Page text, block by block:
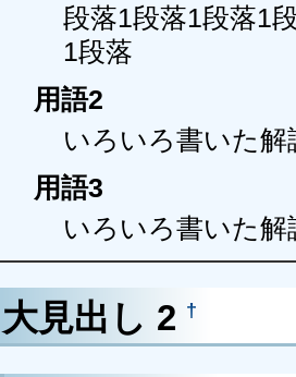
段落1段落1段落1
1段落
用語2
いろいろ書いた
用語3
いろいろ書いた
大見出し 2 †